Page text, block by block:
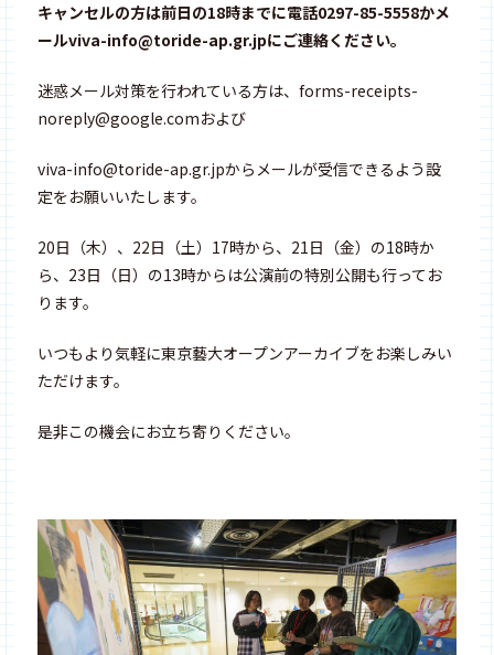
キャンセルの方は前日の18時までに電話0297-85-5558かメ
ールviva-info@toride-ap.gr.jpにご連絡ください。
迷惑メール対策を行われている方は、forms-receipts-
noreply@google.comおよび
viva-info@toride-ap.gr.jpからメールが受信できるよう設
定をお願いいたします。
20日（木）、22日（土）17時から、21日（金）の18時か
ら、23日（日）の13時からは公演前の特別公開も行ってお
ります。
いつもより気軽に東京藝大オープンアーカイブをお楽しみい
ただけます。
是非この機会にお立ち寄りください。